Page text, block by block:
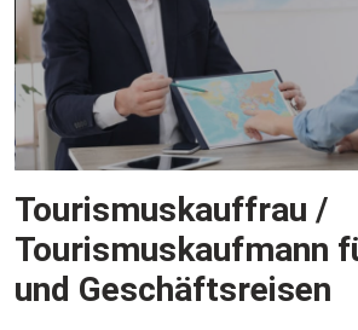
Tourismuskauffrau /
Tourismuskaufmann
und Geschäftsreisen